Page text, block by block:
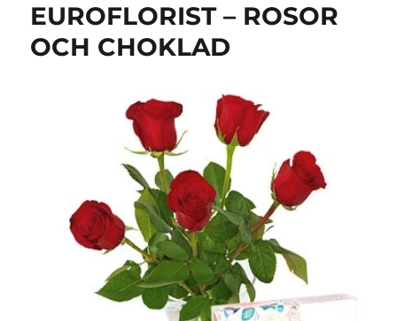
EUROFLORIST – ROSOR
OCH CHOKLAD